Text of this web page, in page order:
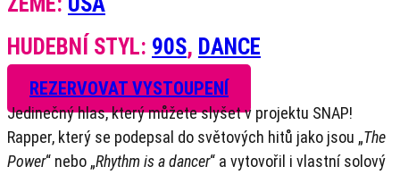
HUDEBNÍ STYL: 90S, DANCE
REZERVOVAT VYSTOUPENÍ
Jedinečný hlas, který můžete slyšet v projektu SNAP!
Rapper, který se podepsal do světových hitů jako jsou „The
Power“ nebo „Rhythm is a dancer“ a vytovořil i vlastní solový